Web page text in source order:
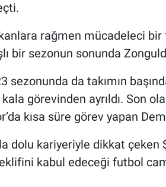
rağmen mücadeleci
bir sezonun sonunda
sezonunda da takımın
görevinden ayrıldı. Son
kısa süre görev yapan
dolu kariyeriyle dikkat çeken
kabul edeceği futbol